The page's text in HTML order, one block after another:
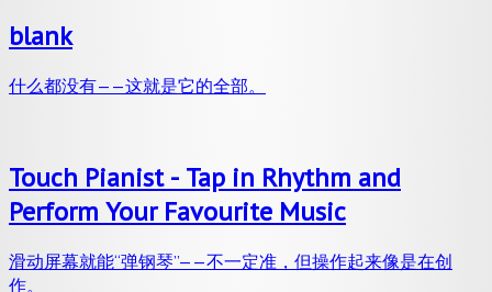
blank
什么都没有——这就是它的全部。
Touch Pianist - Tap in Rhythm and
Perform Your Favourite Music
滑动屏幕就能“弹钢琴”——不一定准，但操作起来像是在创
作。